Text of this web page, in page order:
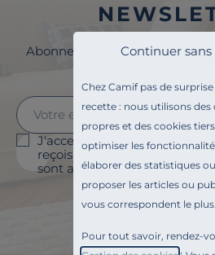
Chez Camif pas de surprise
recette : nous utilisons des
propres et des cookies
optimiser les
élaborer des statistiques
proposer les articles ou
vous correspondent le plus.
Pour tout savoir, rendez-
Continuer
Abonnez-vous à la newsletter
J'accepte le suivi des
reçois afin de personnaliser
sont adressés et à des fins
Je m'abonne